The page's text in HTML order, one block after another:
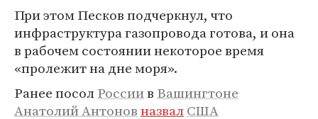
При этом Песков подчеркнул, что
инфраструктура газопровода готова, и она
в рабочем состоянии некоторое время
«пролежит на дне моря».
Ранее посолРоссиив Вашингтоне
Анатолий АнтоновназвалСША